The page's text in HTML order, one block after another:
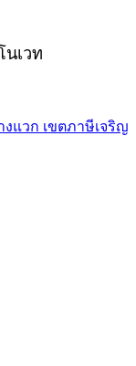
เวท
งแวก เขตภาษีเจริญ